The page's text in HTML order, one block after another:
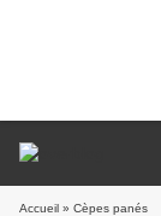
Accueil » Cèpes panés